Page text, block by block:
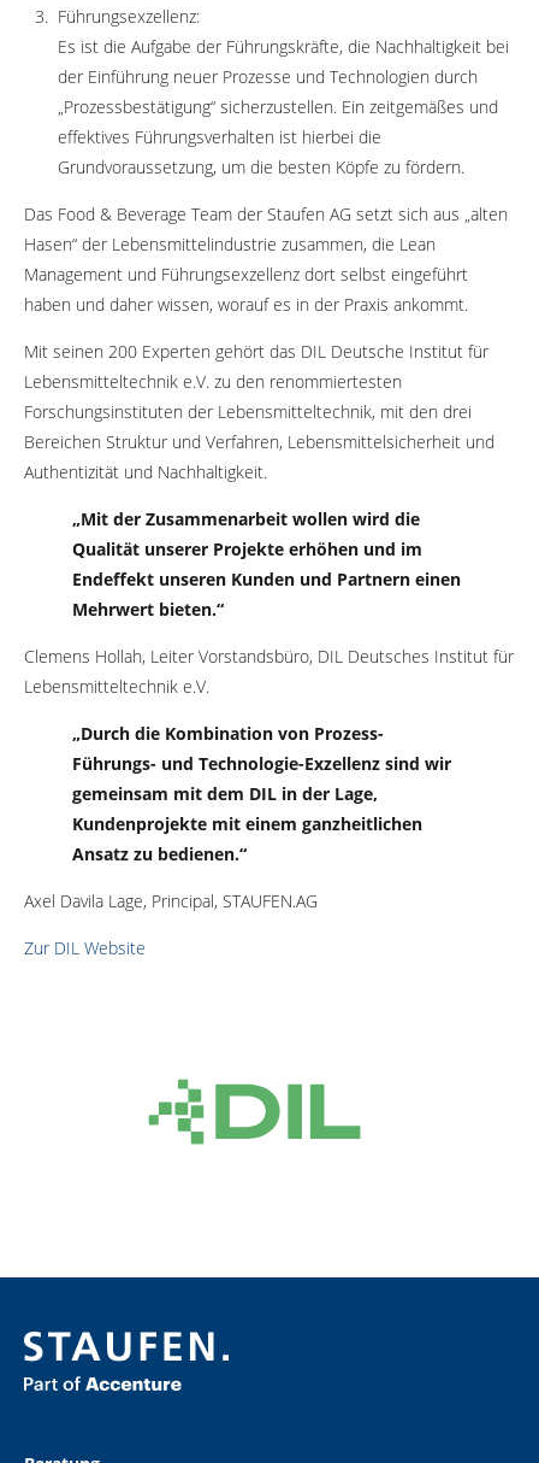
Führungsexzellenz:
Es ist die Aufgabe der Führungskräfte, die Nachhaltigkeit bei
der Einführung neuer Prozesse und Technologien durch
„Prozessbestätigung“ sicherzustellen. Ein zeitgemäßes und
effektives Führungsverhalten ist hierbei die
Grundvoraussetzung, um die besten Köpfe zu fördern.
Das Food & Beverage Team der Staufen AG setzt sich aus „alten
Hasen“ der Lebensmittelindustrie zusammen, die Lean
Management und Führungsexzellenz dort selbst eingeführt
haben und daher wissen, worauf es in der Praxis ankommt.
Mit seinen 200 Experten gehört das DIL Deutsche Institut für
Lebensmitteltechnik e.V. zu den renommiertesten
Forschungsinstituten der Lebensmitteltechnik, mit den drei
Bereichen Struktur und Verfahren, Lebensmittelsicherheit und
Authentizität und Nachhaltigkeit.
„Mit der Zusammenarbeit wollen wird die
Qualität unserer Projekte erhöhen und im
Endeffekt unseren Kunden und Partnern einen
Mehrwert bieten.“
Clemens Hollah, Leiter Vorstandsbüro, DIL Deutsches Institut für
Lebensmitteltechnik e.V.
„Durch die Kombination von Prozess-
Führungs- und Technologie-Exzellenz sind wir
gemeinsam mit dem DIL in der Lage,
Kundenprojekte mit einem ganzheitlichen
Ansatz zu bedienen.“
Axel Davila Lage, Principal, STAUFEN.AG
Zur DIL Website